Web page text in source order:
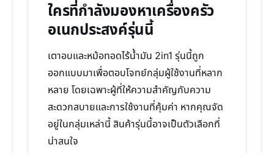
ใครที่กำลังมองหาเครื่องครัว
อเนกประสงค์รุ่นนี้
เตาอบและหม้อทอดไร้น้ำมัน 2in1 รุ่นนี้ถูก
ออกแบบมาเพื่อตอบโจทย์กลุ่มผู้ใช้งานที่หลาก
หลาย โดยเฉพาะผู้ที่ให้ความสำคัญกับความ
สะดวกสบายและการใช้งานที่คุ้มค่า หากคุณจัด
อยู่ในกลุ่มเหล่านี้ สินค้ารุ่นนี้อาจเป็นตัวเลือกที่
น่าสนใจ